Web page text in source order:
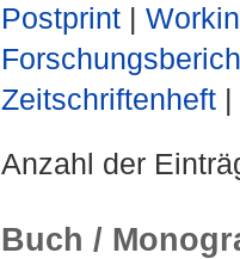
Postprint |
Zeitschriftenheft |
Anzahl der
Buch /